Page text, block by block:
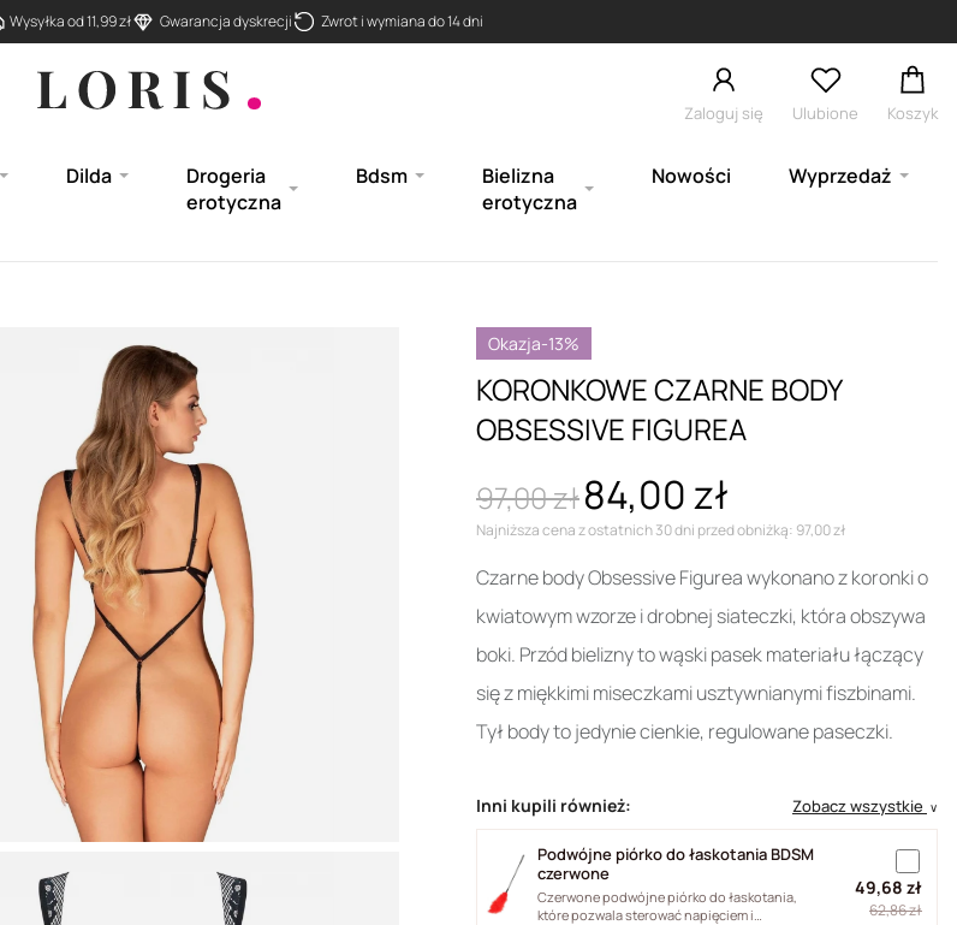
Wysyłka od 11,99 zł Gwarancja dyskrecji Zwrot i wymiana do 14 dni
Zaloguj się Ulubione Koszyk
Dilda
Drogeria
erotyczna
Bdsm
Bielizna
erotyczna
Nowości Wyprzedaż
Okazja-13%
KORONKOWE CZARNE BODY
OBSESSIVE FIGUREA
97,00 zł84,00 zł
Najniższa cena z ostatnich 30 dni przed obniżką: 97,00 zł
Czarne body Obsessive Figurea wykonano z koronki o
kwiatowym wzorze i drobnej siateczki, która obszywa
boki. Przód bielizny to wąski pasek materiału łączący
się z miękkimi miseczkami usztywnianymi fiszbinami.
Tył body to jedynie cienkie, regulowane paseczki.
Inni kupili również: Zobacz wszystkie ∨
Podwójne piórko do łaskotania BDSM
czerwone
Czerwone podwójne piórko do łaskotania,
które pozwala sterować napięciem i
49,68 zł
62,86 zł